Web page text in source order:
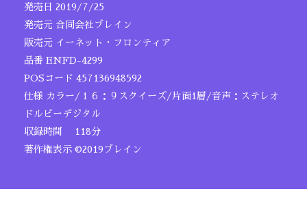
発売日 2019/7/25
発売元 合同会社ブレイン
販売元 イーネット・フロンティア
品番 ENFD-4299
POSコード 457136948592
仕様 カラー/１６：９スクイーズ/片面1層/音声：ステレオ
ドルビーデジタル
収録時間 118分
著作権表示 ©2019ブレイン